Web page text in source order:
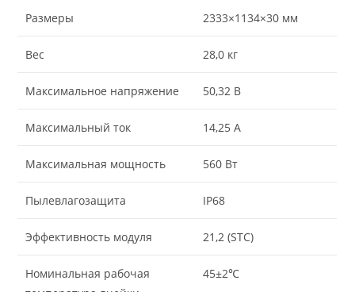
Размеры 2333×1134×30 мм
Вес 28,0 кг
Максимальное напряжение 50,32 В
Максимальный ток 14,25 А
Максимальная мощность 560 Вт
Пылевлагозащита IP68
Эффективность модуля 21,2 (STC)
Номинальная рабочая
45±2℃